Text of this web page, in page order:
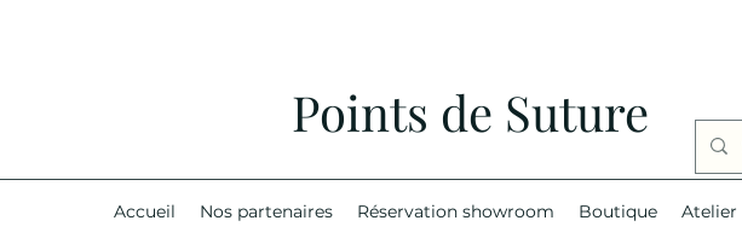
Points de Suture
Accueil Nos partenaires Réservation showroom Boutique Atelier